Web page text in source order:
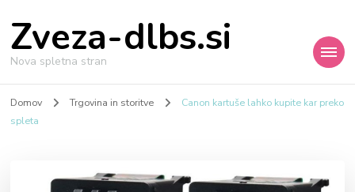
Zveza-dlbs.si
Nova spletna stran
Domov Trgovina in storitve
Canon kartuše lahko kupite kar preko
spleta